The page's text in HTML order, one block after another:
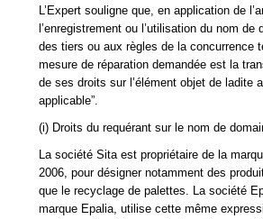
L’Expert souligne que, en application de
l’enregistrement ou l’utilisation du nom
des tiers ou aux règles de la concurrence
mesure de réparation demandée est la
de ses droits sur l’élément objet de ladite
applicable”.
(i) Droits du requérant sur le nom de
La société Sita est propriétaire de la
2006, pour désigner notamment des
que le recyclage de palettes. La société
marque Epalia, utilise cette même